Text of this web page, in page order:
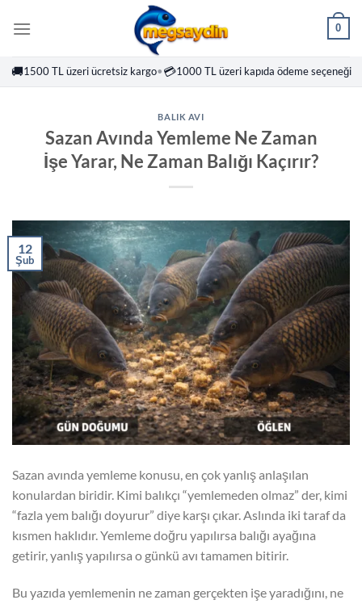
atla
0
🚚1500 TL üzeri ücretsiz kargo•💳1000 TL üzeri kapıda ödeme seçeneği
BALIK AVI
Sazan Avında Yemleme Ne Zaman
İşe Yarar, Ne Zaman Balığı Kaçırır?
12
Şub
Sazan avında yemleme konusu, en çok yanlış anlaşılan
konulardan biridir. Kimi balıkçı “yemlemeden olmaz” der, kimi
“fazla yem balığı doyurur” diye karşı çıkar. Aslında iki taraf da
kısmen haklıdır. Yemleme doğru yapılırsa balığı ayağına
getirir, yanlış yapılırsa o günkü avı tamamen bitirir.
Bu yazıda yemlemenin ne zaman gerçekten işe yaradığını, ne